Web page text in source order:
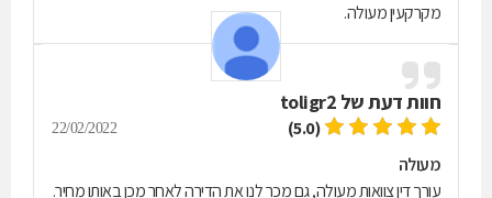
מקרקעין מעולה.
חוות דעת של toligr2
(5.0)
22/02/2022
מעולה
עורך דין צוואות מעולה, גם מכר לנו את הדירה לאחר מכן באותו מחיר.